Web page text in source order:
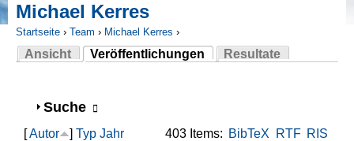
Michael Kerres
Sie sind hier
Startseite › Team › Michael Kerres ›
Ansicht
Veröffentlichungen
(aktiver Reiter)
Resultate
Anzeigen
Suche
403 Items: BibTeX RTF RIS
[Autor ] Typ Jahr